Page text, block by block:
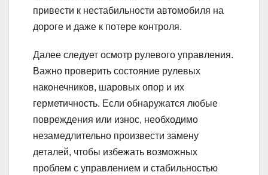
привести к нестабильности автомобиля на
дороге и даже к потере контроля.
Далее следует осмотр рулевого управления.
Важно проверить состояние рулевых
наконечников, шаровых опор и их
герметичность. Если обнаружатся любые
повреждения или износ, необходимо
незамедлительно произвести замену
деталей, чтобы избежать возможных
проблем с управлением и стабильностью